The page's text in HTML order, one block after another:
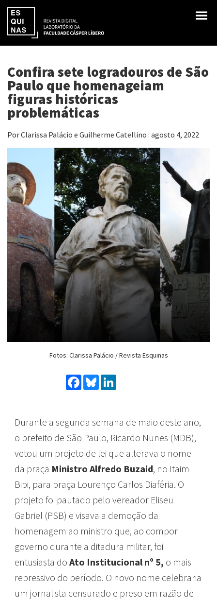
Confira sete logradouros de São
Paulo que homenageiam
figuras históricas
problemáticas
Por Clarissa Palácio e Guilherme Catellino : agosto 4, 2022
Fotos: Clarissa Palácio / Revista Esquinas
Facebook
Bluesky
Durante a segunda semana de maio deste ano,
o prefeito de São Paulo, Ricardo Nunes (MDB),
vetou um projeto de lei que alterava o nome
da praça Ministro Alfredo Buzaid, no Itaim
Bibi, para praça Lourenço Carlos Diaféria. O
projeto foi pautado pelo vereador Eliseu
Gabriel (PSB) e visava a demoção da
homenagem ao ministro que, ao compor
governo durante a ditadura militar, foi
entusiasta do Ato Institucional nº 5, o mais
repressivo do período. O novo nome celebraria
um jornalista censurado e preso em razão de